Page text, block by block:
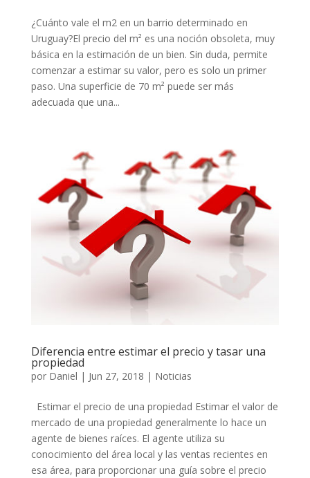
¿Cuánto vale el m2 en un barrio determinado en
Uruguay?El precio del m² es una noción obsoleta, muy
básica en la estimación de un bien. Sin duda, permite
comenzar a estimar su valor, pero es solo un primer
paso. Una superficie de 70 m² puede ser más
adecuada que una...
Diferencia entre estimar el precio y tasar una
propiedad
por Daniel | Jun 27, 2018 | Noticias
Estimar el precio de una propiedad Estimar el valor de
mercado de una propiedad generalmente lo hace un
agente de bienes raíces. El agente utiliza su
conocimiento del área local y las ventas recientes en
esa área, para proporcionar una guía sobre el precio